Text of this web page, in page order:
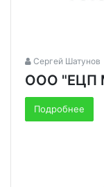
Сергей Шатунов
ООО "ЕЦП
Подробнее